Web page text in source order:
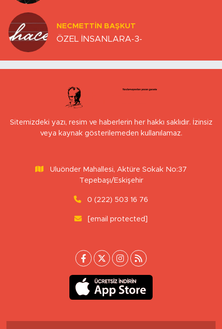
NECMETTIN BAŞKUT
ÖZEL İNSANLARA-3-
Sitemizdeki yazı, resim ve haberlerin her hakkı saklıdır. İzinsiz
veya kaynak gösterilemeden kullanılamaz.
Uluönder Mahallesi, Aktüre Sokak No:37
Tepebaşı/Eskişehir
0 (222) 503 16 76
[email protected]